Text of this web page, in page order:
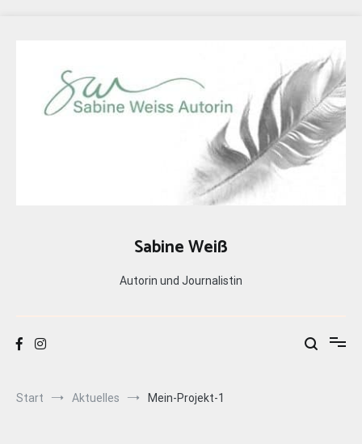
Sabine Weiß
Autorin und Journalistin
Start Aktuelles Mein-Projekt-1